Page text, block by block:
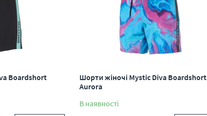
Boardshort
Шорти жіночі Mystic Diva Boardshort
Aurora
В наявності